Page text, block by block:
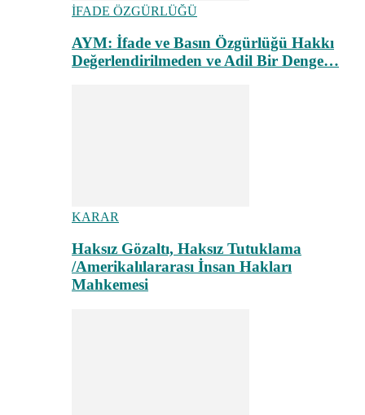
İFADE ÖZGÜRLÜĞÜ
AYM: İfade ve Basın Özgürlüğü Hakkı
Değerlendirilmeden ve Adil Bir Denge…
KARAR
Haksız Gözaltı, Haksız Tutuklama
/Amerikalılararası İnsan Hakları
Mahkemesi